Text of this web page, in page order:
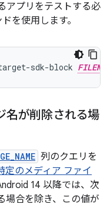
アプリをテストする必
を使用します。
sdk-block
名が削除される場
列のクエリを
定のメディア ファイ
14 以降では、次
場合を除き、この値が